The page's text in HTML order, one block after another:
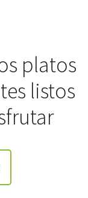
platos
listos